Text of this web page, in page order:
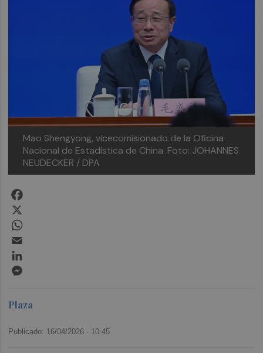
Mao Shengyong, vicecomisionado de la Oficina
Nacional de Estadística de China. Foto: JOHANNES
NEUDECKER / DPA
Plaza
Publicado: 16/04/2026 · 10:45